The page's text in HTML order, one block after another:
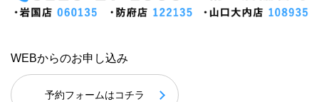
WEBからのお申し込み
予約フォームはコチラ